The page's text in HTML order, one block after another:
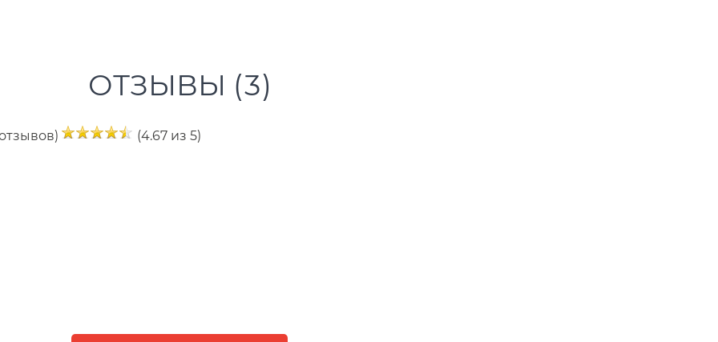
ОТЗЫВЫ (3)
(4.67 из 5)